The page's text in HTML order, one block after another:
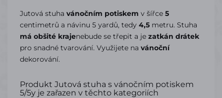
Jutová stuha vánočním potiskem v šířce 5
centimetrů a návinu 5 yardů, tedy 4,5 metru. Stuha
má obšité krajenebude se třepit a je zatkán drátek
pro snadné tvarování. Využijete na vánoční
dekorování.
Produkt Jutová stuha s vánočním potiskem
5/5y je zařazen v těchto kategoriích